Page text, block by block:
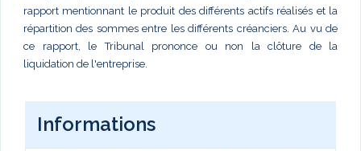
rapport mentionnant le produit des différents actifs réalisés et la
répartition des sommes entre les différents créanciers. Au vu de
ce rapport, le Tribunal prononce ou non la clôture de la
liquidation de l'entreprise.
Informations